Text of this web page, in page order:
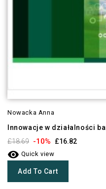
Nowacka Anna
Innowacje w działalności
£18.69 -10% £16.82
 Quick view
Add To Cart